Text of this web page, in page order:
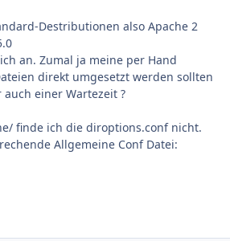
Destributionen also Apache 2
an. Zumal ja meine per Hand
direkt umgesetzt werden sollten
einer Wartezeit ?
finde ich die diroptions.conf nicht.
Allgemeine Conf Datei: